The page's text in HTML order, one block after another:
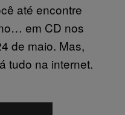
até encontre
em CD nos
de maio. Mas,
tudo na internet.